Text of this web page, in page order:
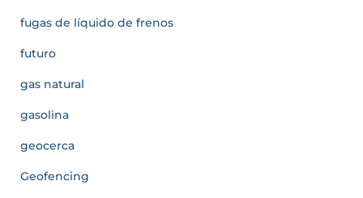
fugas de líquido de frenos
futuro
gas natural
gasolina
geocerca
Geofencing